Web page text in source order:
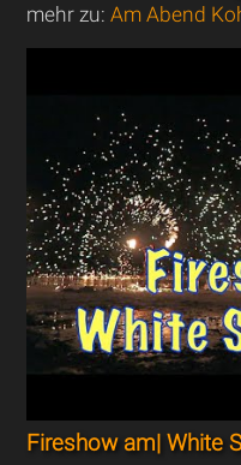
mehr zu:Am Abend
Fireshow am| White